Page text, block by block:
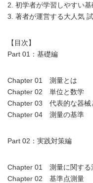
2. 初学者が学習しやすい
3. 著者が運営する大人気
【目次】
Part 01：基礎編
Chapter 01 測量とは
Chapter 02 単位と数学
Chapter 03 代表的な器械
Chapter 04 測量の基準
Part 02：実践対策編
Chapter 01 測量に関する
Chapter 02 基準点測量